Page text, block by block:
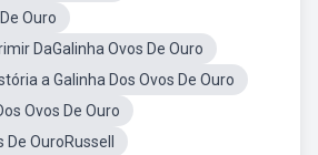
Ouro
DaGalinha Ovos De Ouro
a Galinha Dos Ovos De Ouro
Ovos De Ouro
OuroRussell